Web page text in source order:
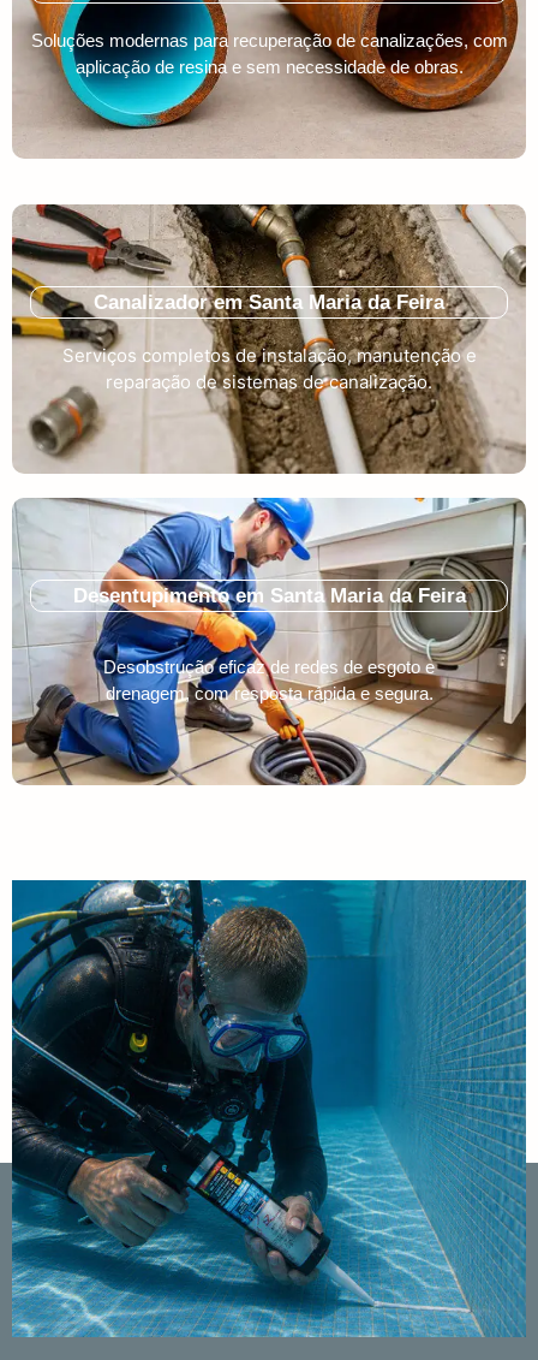
Soluções modernas para recuperação de canalizações, com
aplicação de resina e sem necessidade de obras.
Canalizador em Santa Maria da Feira
Serviços completos de instalação, manutenção e
reparação de sistemas de canalização.
Desentupimento em Santa Maria da Feira
Desobstrução eficaz de redes de esgoto e
drenagem, com resposta rápida e segura.